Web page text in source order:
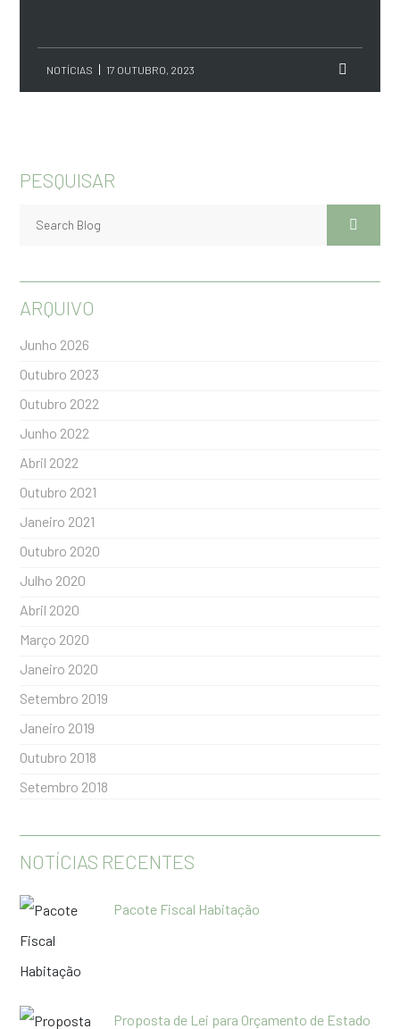
NOTÍCIAS 17 OUTUBRO, 2023
PESQUISAR
ARQUIVO
Junho 2026
Outubro 2023
Outubro 2022
Junho 2022
Abril 2022
Outubro 2021
Janeiro 2021
Outubro 2020
Julho 2020
Abril 2020
Março 2020
Janeiro 2020
Setembro 2019
Janeiro 2019
Outubro 2018
Setembro 2018
NOTÍCIAS RECENTES
Pacote Fiscal Habitação
Proposta de Lei para Orçamento de Estado